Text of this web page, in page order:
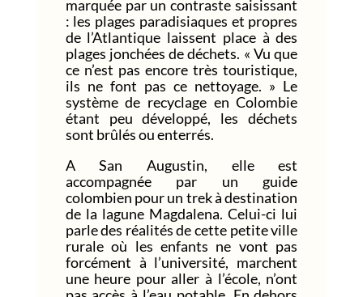
marquée par un contraste saisissant
: les plages paradisiaques et propres
de l’Atlantique laissent place à des
plages jonchées de déchets. « Vu que
ce n’est pas encore très touristique,
ils ne font pas ce nettoyage. » Le
système de recyclage en Colombie
étant peu développé, les déchets
sont brûlés ou enterrés.
A San Augustin, elle est
accompagnée par un guide
colombien pour un trek à destination
de la lagune Magdalena. Celui-ci lui
parle des réalités de cette petite ville
rurale où les enfants ne vont pas
forcément à l’université, marchent
une heure pour aller à l’école, n’ont